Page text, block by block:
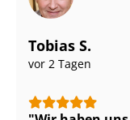
Tobias S.
vor 2 Tagen